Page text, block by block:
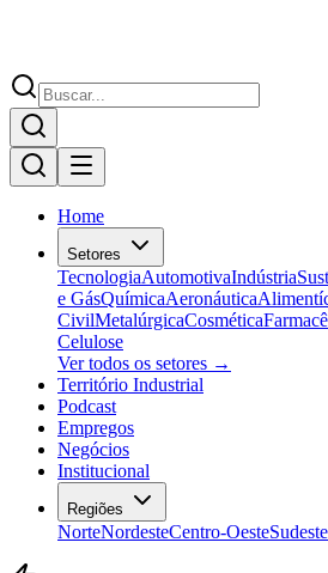
Home
Setores
TecnologiaAutomotivaIndústria
e GásQuímicaAeronáutica
CivilMetalúrgicaCosmética
Celulose
Ver todos os setores →
Território Industrial
Podcast
Empregos
Negócios
Institucional
Regiões
NorteNordesteCentro-OesteSudeste